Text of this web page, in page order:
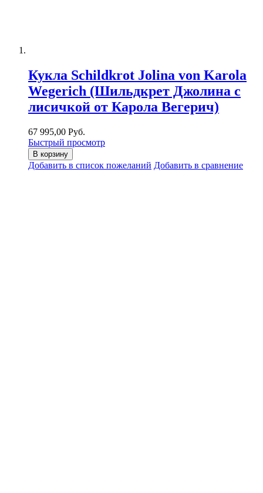
Кукла Schildkrot Jolina von Karola
Wegerich (Шильдкрет Джолина с
лисичкой от Карола Вегерич)
67 995,00 Руб.
Быстрый просмотр
В корзину
Добавить в список пожеланий Добавить в сравнение